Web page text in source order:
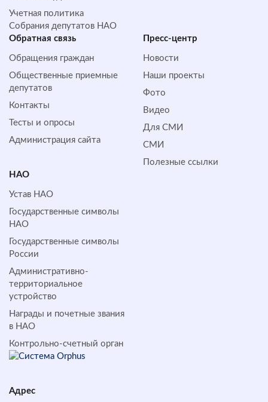
Учетная политика
Собрания депутатов НАО
Обратная cвязь
Обращения граждан
Общественные приемные
депутатов
Контакты
Тесты и опросы
Администрация сайта
Пресс-центр
Новости
Наши проекты
Фото
Видео
Для СМИ
СМИ
Полезные ссылки
НАО
Устав НАО
Государственные символы
НАО
Государственные символы
России
Административно-
территориальное
устройство
Награды и почетные звания
в НАО
Контрольно-счетный орган
Адрес